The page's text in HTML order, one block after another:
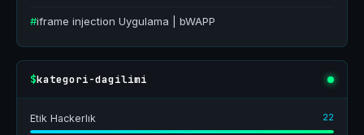
#iframe injection Uygulama | bWAPP
$kategori-dagilimi
Etik Hackerlık 22